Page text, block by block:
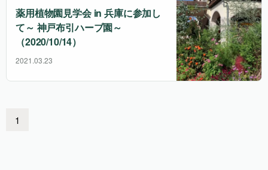
薬用植物園見学会 in 兵庫に参加し
て～ 神戸布引ハーブ園～
（2020/10/14）
2021.03.23
1